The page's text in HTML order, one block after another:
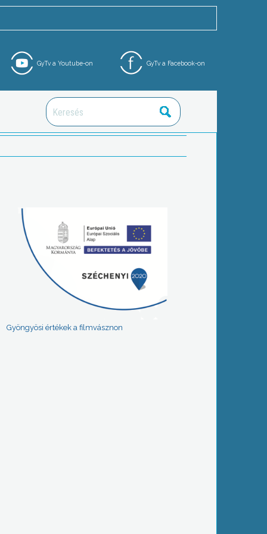
GyTv a Facebook-on
GyTv a Youtube-on
Gyöngyösi értékek a filmvásznon